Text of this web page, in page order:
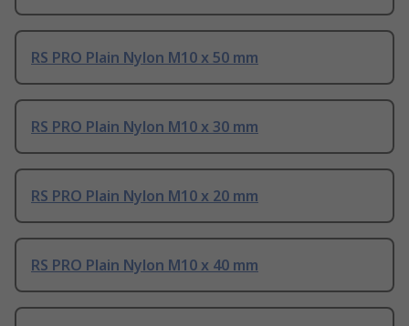
RS PRO Plain Nylon M10 x 50 mm
RS PRO Plain Nylon M10 x 30 mm
RS PRO Plain Nylon M10 x 20 mm
RS PRO Plain Nylon M10 x 40 mm